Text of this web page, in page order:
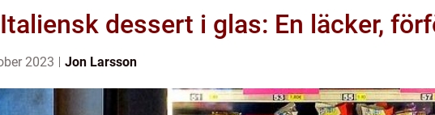
Italiensk dessert i glas: En läcker,
2023 Jon Larsson